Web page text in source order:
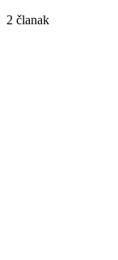
2 članak